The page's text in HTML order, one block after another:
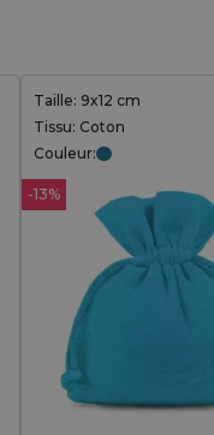
Taille: 9x12 cm
Tissu: Coton
Couleur:
-13%